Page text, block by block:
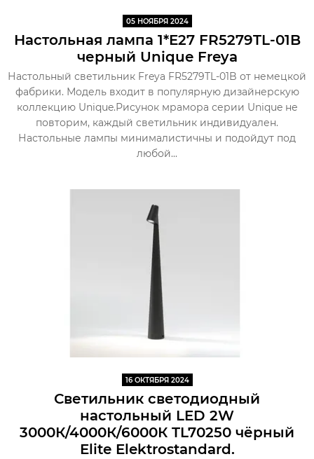
05 НОЯБРЯ 2024
Настольная лампа 1*E27 FR5279TL-01B
черный Unique Freya
Настольный светильник Freya FR5279TL-01B от немецкой
фабрики. Модель входит в популярную дизайнерскую
коллекцию Unique.Рисунок мрамора серии Unique не
повторим, каждый светильник индивидуален.
Настольные лампы минималистичны и подойдут под
любой...
16 ОКТЯБРЯ 2024
Светильник светодиодный
настольный LED 2W
3000К/4000К/6000К TL70250 чёрный
Elite Elektrostandard.